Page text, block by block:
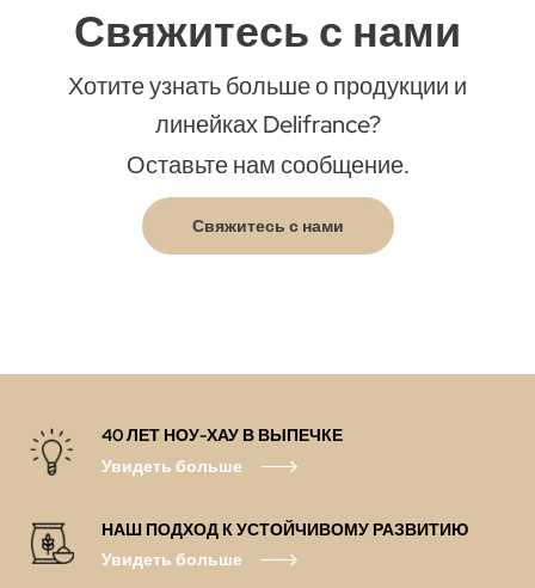
Свяжитесь с нами
Хотите узнать больше о продукции и
линейках Delifrance?
Оставьте нам сообщение.
Свяжитесь с нами
40 ЛЕТ НОУ-ХАУ В ВЫПЕЧКЕ
Увидеть больше
НАШ ПОДХОД К УСТОЙЧИВОМУ РАЗВИТИЮ
Увидеть больше